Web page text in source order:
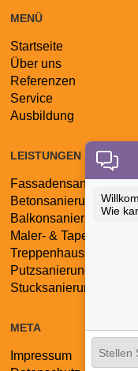
MENÜ
Navigation
überspringen
Startseite
Über uns
Referenzen
Service
Ausbildung
LEISTUNGEN
Navigation
überspringen
Fassadensanierung
Betonsanierung
Balkonsanierung
Maler- &
Treppenhaussanierung
Putzsanierung
Stucksanierung
META
Navigation
Impressum
Wie